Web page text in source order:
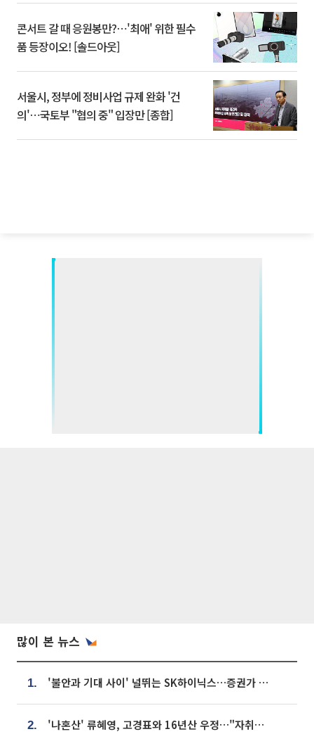
콘서트 갈 때 응원봉만?⋯'최애' 위한 필수
품 등장이오! [솔드아웃]
서울시, 정부에 정비사업 규제 완화 '건
의'⋯국토부 "협의 중" 입장만 [종합]
많이 본 뉴스
1. '불안과 기대 사이' 널뛰는 SK하이닉스…증권가 "HBM4·LTA 기반 펀터멘털 견고"
2. '나혼산' 류혜영, 고경표와 16년산 우정…"자취방서 부모님과 마주쳐"